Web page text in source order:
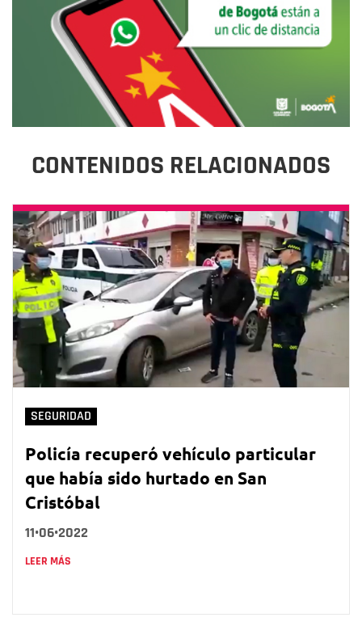
CONTENIDOS RELACIONADOS
SEGURIDAD
Policía recuperó vehículo particular
que había sido hurtado en San
Cristóbal
11•06•2022
LEER MÁS